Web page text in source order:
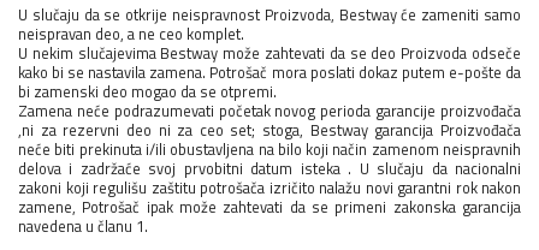
U slučaju da se otkrije neispravnost Proizvoda, Bestway će zameniti samo
neispravan deo, a ne ceo komplet.
U nekim slučajevima Bestway može zahtevati da se deo Proizvoda odseče
kako bi se nastavila zamena. Potrošač mora poslati dokaz putem e-pošte da
bi zamenski deo mogao da se otpremi.
Zamena neće podrazumevati početak novog perioda garancije proizvođača
,ni za rezervni deo ni za ceo set; stoga, Bestway garancija Proizvođača
neće biti prekinuta i/ili obustavljena na bilo koji način zamenom neispravnih
delova i zadržaće svoj prvobitni datum isteka . U slučaju da nacionalni
zakoni koji regulišu zaštitu potrošača izričito nalažu novi garantni rok nakon
zamene, Potrošač ipak može zahtevati da se primeni zakonska garancija
navedena u članu 1.